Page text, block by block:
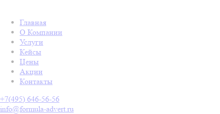
Главная
О Компании
Услуги
Кейсы
Цены
Акции
Контакты
+7(495) 646-56-56
info@formula-advert.ru